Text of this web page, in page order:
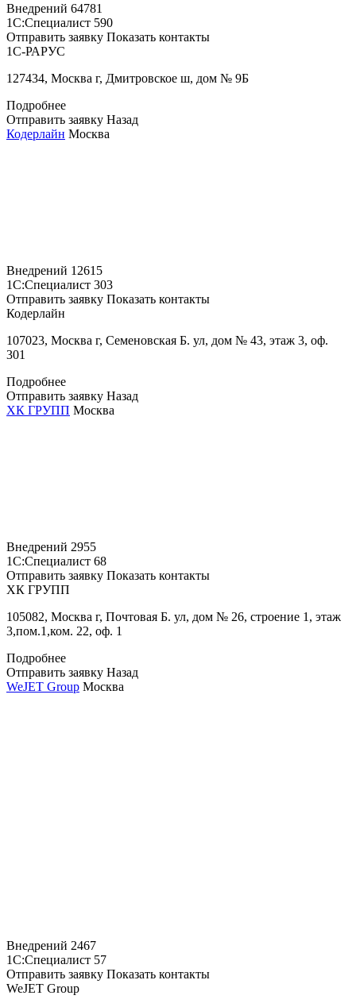
Внедрений 64781
1С:Специалист 590
Отправить заявку Показать контакты
1С-РАРУС
127434, Москва г, Дмитровское ш, дом № 9Б
Подробнее
Отправить заявку Назад
Кодерлайн Москва
Внедрений 12615
1С:Специалист 303
Отправить заявку Показать контакты
Кодерлайн
107023, Москва г, Семеновская Б. ул, дом № 43, этаж 3, оф.
301
Подробнее
Отправить заявку Назад
ХК ГРУПП Москва
Внедрений 2955
1С:Специалист 68
Отправить заявку Показать контакты
ХК ГРУПП
105082, Москва г, Почтовая Б. ул, дом № 26, строение 1, этаж
3,пом.1,ком. 22, оф. 1
Подробнее
Отправить заявку Назад
WeJET Group Москва
Внедрений 2467
1С:Специалист 57
Отправить заявку Показать контакты
WeJET Group